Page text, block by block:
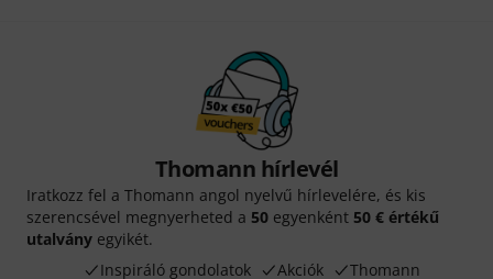
Thomann hírlevél
Iratkozz fel a Thomann angol nyelvű hírlevelére, és kis
szerencsével megnyerheted a 50 egyenként 50 € értékű
utalvány egyikét.
Inspiráló gondolatok
Akciók Thomann